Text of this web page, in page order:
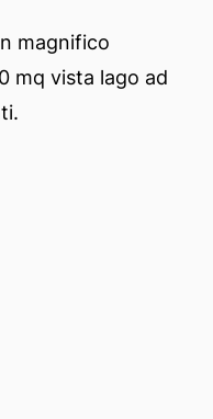
magnifico
mq vista lago ad